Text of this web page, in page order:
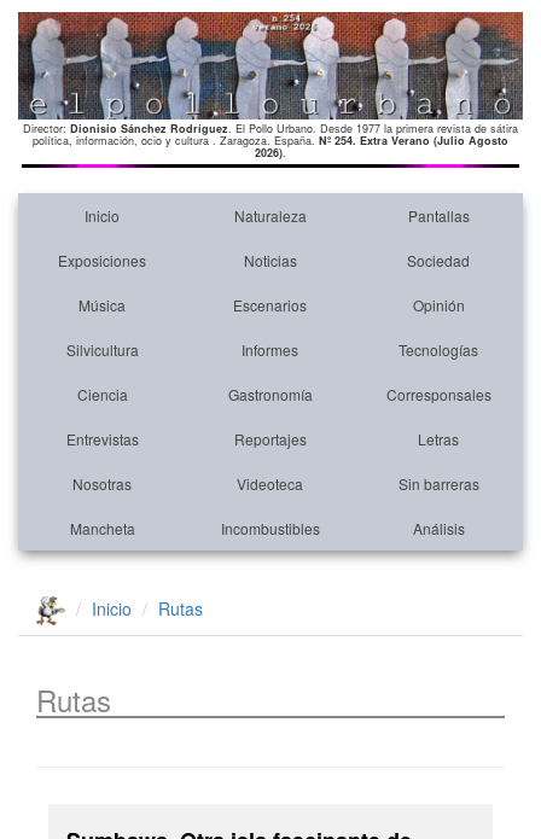
Director: Dionisio Sánchez Rodríguez. El Pollo Urbano. Desde 1977 la primera revista de sátira
política, información, ocio y cultura . Zaragoza. España. Nº 254. Extra Verano (Julio Agosto
2026).
Inicio Naturaleza Pantallas
Exposiciones Noticias Sociedad
Música Escenarios Opinión
Silvicultura Informes Tecnologías
Ciencia Gastronomía Corresponsales
Entrevistas Reportajes Letras
Nosotras Videoteca Sin barreras
Mancheta Incombustibles Análisis
Inicio Rutas
Rutas